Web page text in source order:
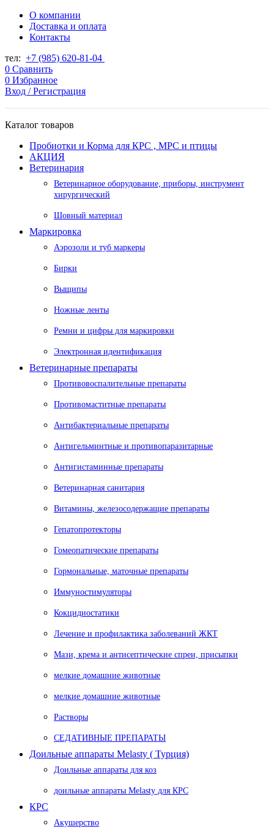
О компании
Доставка и оплата
Контакты
тел: +7 (985) 620-81-04
0 Сравнить
0 Избранное
Вход / Регистрация
Каталог товаров
Пробиотки и Корма для КРС , МРС и птицы
АКЦИЯ
Ветеринария
Ветеринарное оборудование, приборы, инструмент
хирургический
Шовный материал
Маркировка
Аэрозоли и туб маркеры
Бирки
Выщипы
Ножные ленты
Ремни и цифры для маркировки
Электронная идентификация
Ветеринарные препараты
Противовоспалительные препараты
Противомаститные препараты
Антибактериальные препараты
Антигельминтные и противопаразитарные
Антигистаминные препараты
Ветеринарная санитария
Витамины, железосодержащие препараты
Гепатопротекторы
Гомеопатические препараты
Гормональные, маточные препараты
Иммуностимуляторы
Кокцидиостатики
Лечение и профилактика заболеваний ЖКТ
Мази, крема и антисептические спреи, присыпки
мелкие домашние животные
мелкие домашние животные
Растворы
СЕДАТИВНЫЕ ПРЕПАРАТЫ
Доильные аппараты Melasty ( Турция)
Доильные аппараты для коз
доильные аппараты Melasty для КРС
КРС
Акушерство